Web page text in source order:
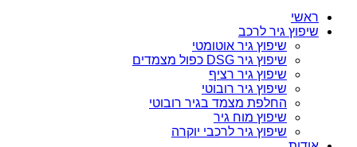
ראשי
שיפוץ גיר לרכב
שיפוץ גיר אוטומטי
שיפוץ גיר DSG כפול מצמדים
שיפוץ גיר רציף
שיפוץ גיר רובוטי
החלפת מצמד בגיר רובוטי
שיפוץ מוח גיר
שיפוץ גיר לרכבי יוקרה